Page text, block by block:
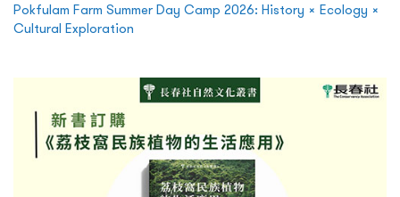
Pokfulam Farm Summer Day Camp 2026: History × Ecology ×
Cultural Exploration